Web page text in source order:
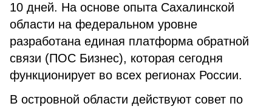
10 дней. На основе опыта Сахалинской
области на федеральном уровне
разработана единая платформа обратной
связи (ПОС Бизнес), которая сегодня
функционирует во всех регионах России.
В островной области действуют совет по